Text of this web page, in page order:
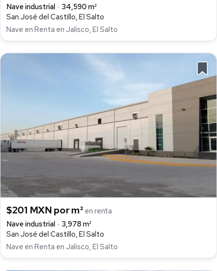
Nave industrial
34,590 m²
San José del Castillo, El Salto
Nave en Renta en Jalisco, El Salto
$201 MXN por m² en renta
Nave industrial
3,978 m²
San José del Castillo, El Salto
Nave en Renta en Jalisco, El Salto